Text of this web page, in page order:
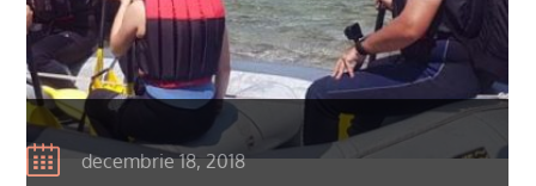
decembrie 18, 2018